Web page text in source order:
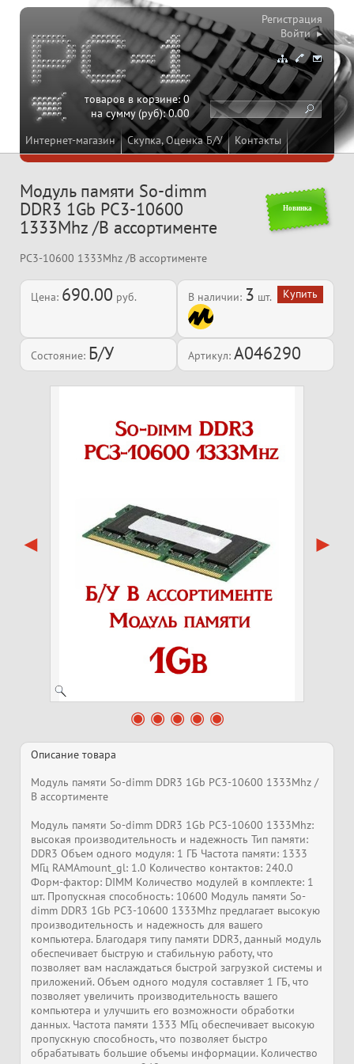
Интернет-магазин Скупка, Оценка Б/У Контакты
товаров в корзине:0
на сумму (руб):0.00
Регистрация
Войти ▸
Новинка
Модуль памяти So-dimm
DDR3 1Gb PC3-10600
1333Mhz /В ассортименте
PC3-10600 1333Mhz /В ассортименте
Цена: 690.00 руб. В наличии: 3 шт.
Состояние: Б/У Артикул: A046290
Описание товара
Модуль памяти So-dimm DDR3 1Gb PC3-10600 1333Mhz /
В ассортименте
Модуль памяти So-dimm DDR3 1Gb PC3-10600 1333Mhz:
высокая производительность и надежность Тип памяти:
DDR3 Объем одного модуля: 1 ГБ Частота памяти: 1333
МГц RAMAmount_gl: 1.0 Количество контактов: 240.0
Форм-фактор: DIMM Количество модулей в комплекте: 1
шт. Пропускная способность: 10600 Модуль памяти So-
dimm DDR3 1Gb PC3-10600 1333Mhz предлагает высокую
производительность и надежность для вашего
компьютера. Благодаря типу памяти DDR3, данный модуль
обеспечивает быструю и стабильную работу, что
позволяет вам наслаждаться быстрой загрузкой системы и
приложений. Объем одного модуля составляет 1 ГБ, что
позволяет увеличить производительность вашего
компьютера и улучшить его возможности обработки
данных. Частота памяти 1333 МГц обеспечивает высокую
пропускную способность, что позволяет быстро
обрабатывать большие объемы информации. Количество